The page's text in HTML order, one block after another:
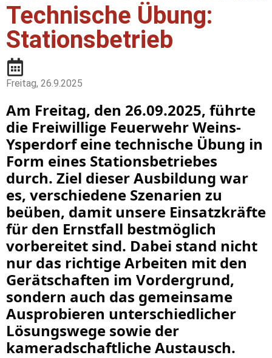
Technische Übung:
Stationsbetrieb
Freitag, 26.9.2025
Am Freitag, den 26.09.2025, führte
die Freiwillige Feuerwehr Weins-
Ysperdorf eine technische Übung in
Form eines Stationsbetriebes
durch. Ziel dieser Ausbildung war
es, verschiedene Szenarien zu
beüben, damit unsere Einsatzkräfte
für den Ernstfall bestmöglich
vorbereitet sind. Dabei stand nicht
nur das richtige Arbeiten mit den
Gerätschaften im Vordergrund,
sondern auch das gemeinsame
Ausprobieren unterschiedlicher
Lösungswege sowie der
kameradschaftliche Austausch.